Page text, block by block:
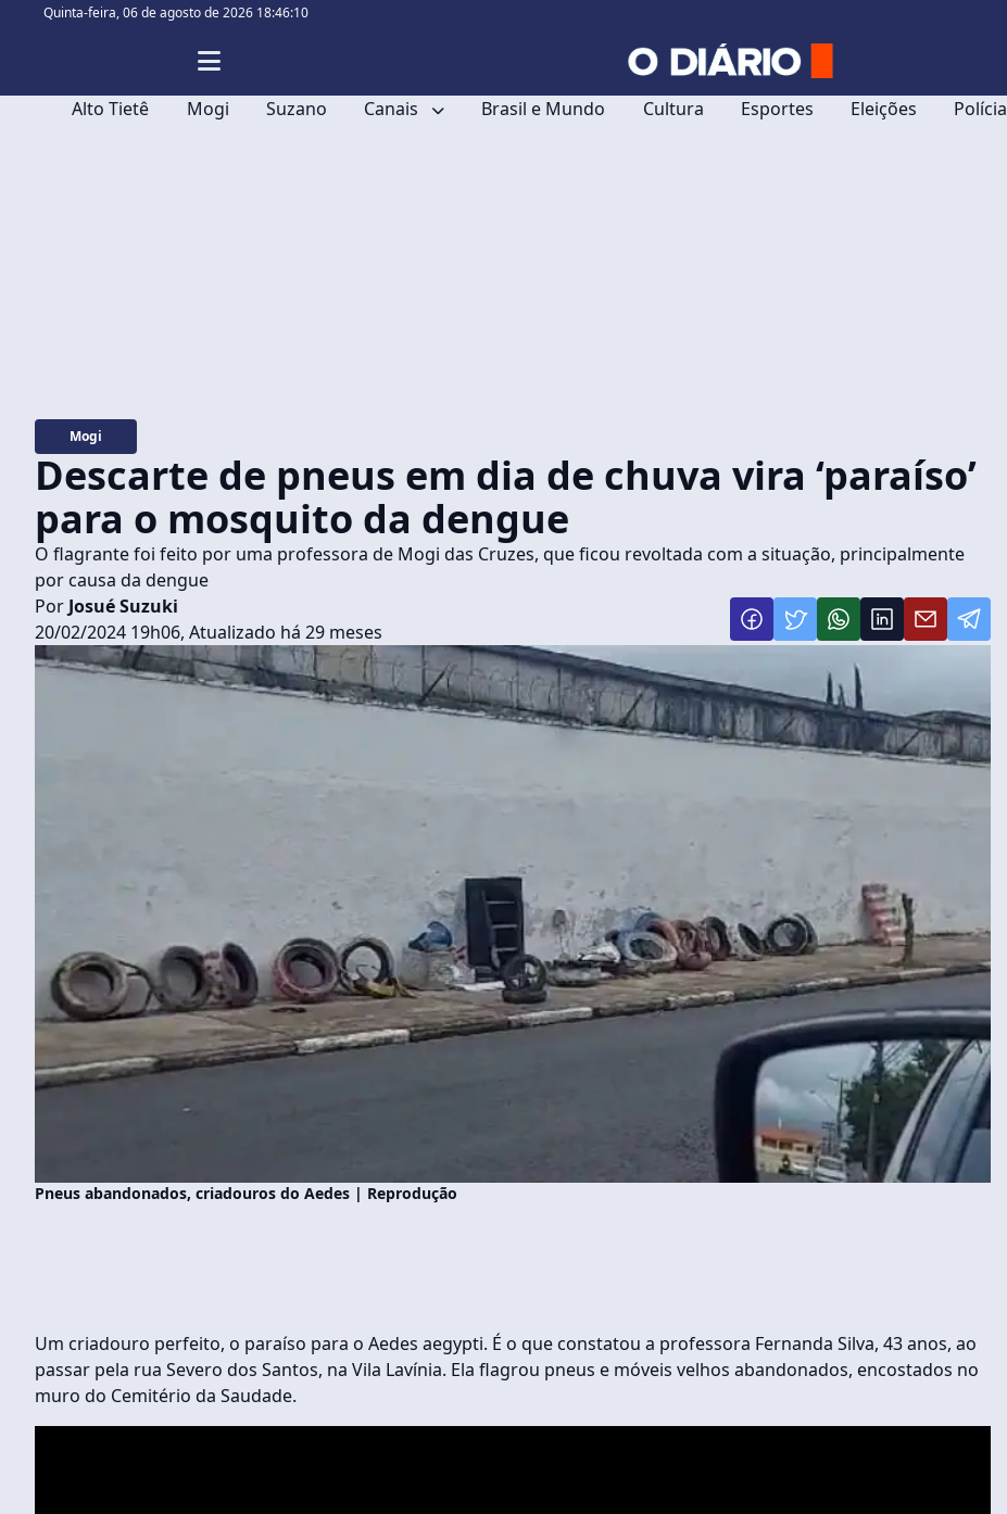
Quinta-feira,06 de agosto de 2026 18:46:12
Alto Tietê Mogi Suzano Canais Brasil e Mundo Cultura Esportes Eleições Polícia
Mogi
Descarte de pneus em dia de chuva vira ‘paraíso’
para o mosquito da dengue
O flagrante foi feito por uma professora de Mogi das Cruzes, que ficou revoltada com a situação, principalmente
por causa da dengue
Por Josué Suzuki
20/02/2024 19h06, Atualizado há 29 meses
Pneus abandonados, criadouros do Aedes | Reprodução
Um criadouro perfeito, o paraíso para o Aedes aegypti. É o que constatou a professora Fernanda Silva, 43 anos, ao
passar pela rua Severo dos Santos, na Vila Lavínia. Ela flagrou pneus e móveis velhos abandonados, encostados no
muro do Cemitério da Saudade.